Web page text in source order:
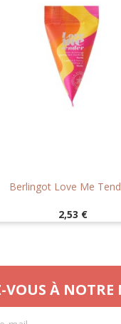
Berlingot Love Me
Prix
2,53 €
VOUS À NOTRE